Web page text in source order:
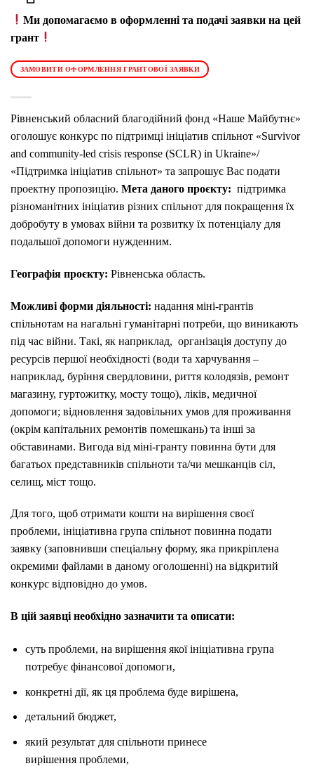
Ми допомагаємо в оформленні та подачі заявки на цей
грант
ЗАМОВИТИ ОФОРМЛЕННЯ ГРАНТОВОЇ ЗАЯВКИ
Рівненський обласний благодійний фонд «Наше Майбутнє»
оголошує конкурс по підтримці ініціатив спільнот «Survivor
and community-led crisis response (SCLR) in Ukraine»/
«Підтримка ініціатив спільнот» та запрошує Вас подати
проектну пропозицію. Мета даного проєкту: підтримка
різноманітних ініціатив різних спільнот для покращення їх
добробуту в умовах війни та розвитку їх потенціалу для
подальшої допомоги нужденним.
Географія проєкту: Рівненська область.
Можливі форми діяльності: надання міні-грантів
спільнотам на нагальні гуманітарні потреби, що виникають
під час війни. Такі, як наприклад, організація доступу до
ресурсів першої необхідності (води та харчування –
наприклад, буріння свердловини, риття колодязів, ремонт
магазину, гуртожитку, мосту тощо), ліків, медичної
допомоги; відновлення задовільних умов для проживання
(окрім капітальних ремонтів помешкань) та інші за
обставинами. Вигода від міні-гранту повинна бути для
багатьох представників спільноти та/чи мешканців сіл,
селищ, міст тощо.
Для того, щоб отримати кошти на вирішення своєї
проблеми, ініціативна група спільнот повинна подати
заявку (заповнивши спеціальну форму, яка прикріплена
окремими файлами в даному оголошенні) на відкритий
конкурс відповідно до умов.
В цій заявці необхідно зазначити та описати:
суть проблеми, на вирішення якої ініціативна група
потребує фінансової допомоги,
конкретні дії, як ця проблема буде вирішена,
детальний бюджет,
який результат для спільноти принесе
вирішення проблеми,